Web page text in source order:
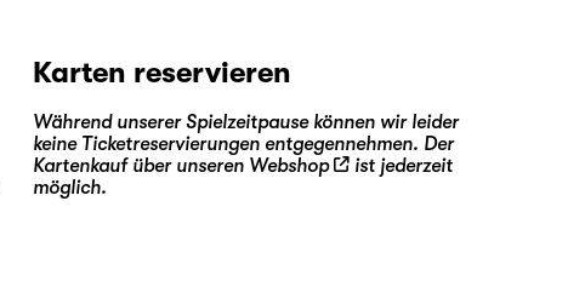
Karten reservieren
Während unserer Spielzeitpause können wir leider
keine Ticketreservierungen entgegennehmen. Der
Kartenkauf über unseren Webshop
ist jederzeit
möglich.